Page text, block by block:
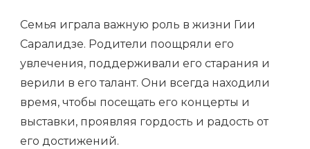
Семья играла важную роль в жизни Гии
Саралидзе. Родители поощряли его
увлечения, поддерживали его старания и
верили в его талант. Они всегда находили
время, чтобы посещать его концерты и
выставки, проявляя гордость и радость от
его достижений.